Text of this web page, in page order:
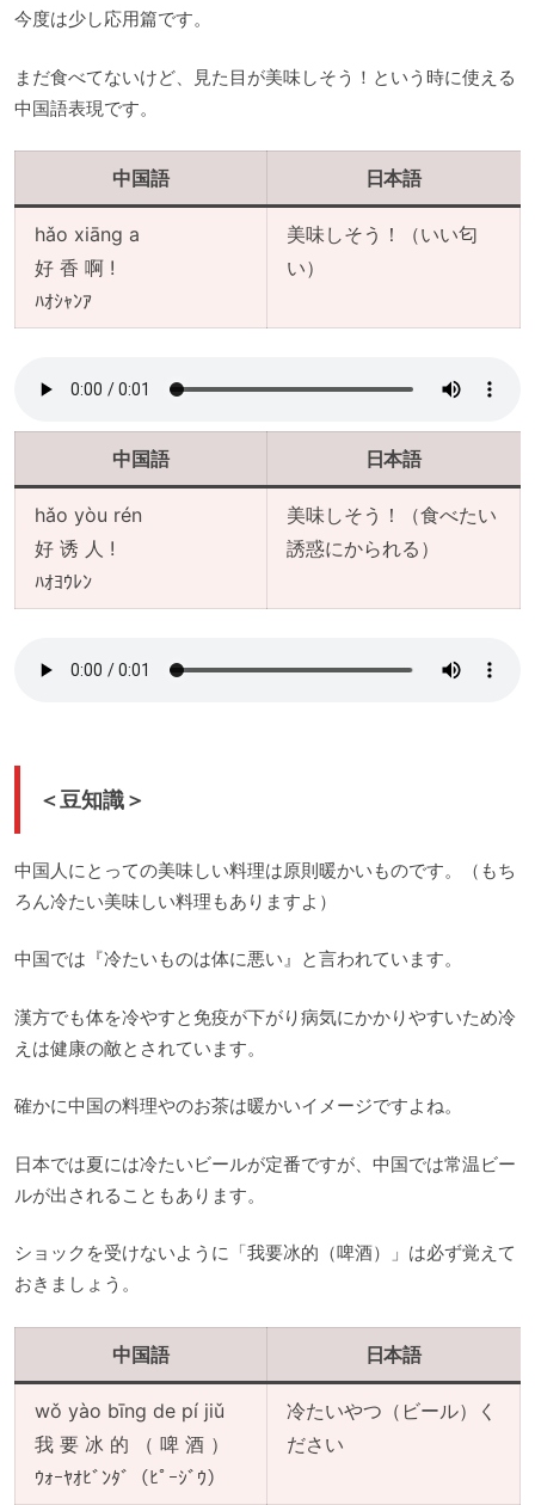
今度は少し応用篇です。
まだ食べてないけど、見た目が美味しそう！という時に使える
中国語表現です。
中国語 日本語
hǎo xiāng a
好 香 啊 !
ﾊｵｼｬﾝｱ
美味しそう！（いい匂
い）
中国語 日本語
hǎo yòu rén
好 诱 人 !
ﾊｵﾖｳﾚﾝ
美味しそう！（食べたい
誘惑にかられる）
＜豆知識＞
中国人にとっての美味しい料理は原則暖かいものです。（もち
ろん冷たい美味しい料理もありますよ）
中国では『冷たいものは体に悪い』と言われています。
漢方でも体を冷やすと免疫が下がり病気にかかりやすいため冷
えは健康の敵とされています。
確かに中国の料理やのお茶は暖かいイメージですよね。
日本では夏には冷たいビールが定番ですが、中国では常温ビー
ルが出されることもあります。
ショックを受けないように「我要冰的（啤酒）」は必ず覚えて
おきましょう。
中国語 日本語
wǒ yào bīng de pí jiǔ
我 要 冰 的 （ 啤 酒 ）
ｳｫｰﾔｵﾋﾞﾝﾀﾞ（ﾋﾟｰｼﾞｳ）
冷たいやつ（ビール）く
ださい